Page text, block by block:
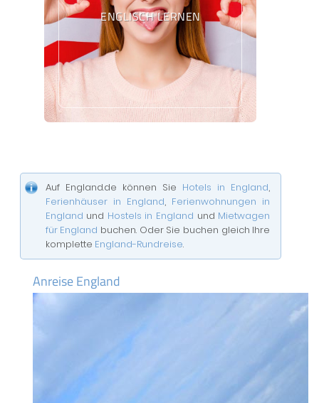
ENGLISCH LERNEN
Auf England.de können Sie Hotels in England,
Ferienhäuser in England, Ferienwohnungen in
England und Hostels in England und Mietwagen
für England buchen. Oder Sie buchen gleich Ihre
komplette England-Rundreise.
Anreise England